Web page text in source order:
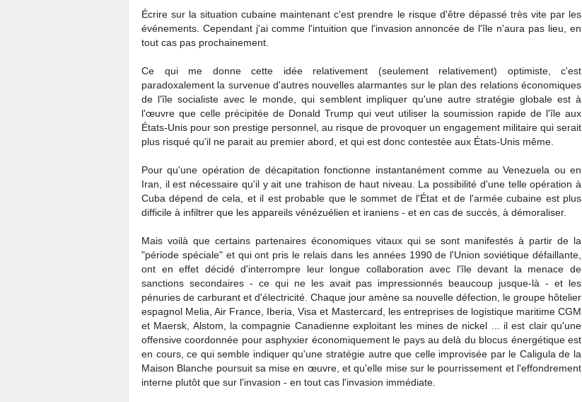
Écrire sur la situation cubaine maintenant c'est prendre le risque d'être dépassé très vite par les
événements. Cependant j'ai comme l'intuition que l'invasion annoncée de l'île n'aura pas lieu, en
tout cas pas prochainement.
Ce qui me donne cette idée relativement (seulement relativement) optimiste, c'est
paradoxalement la survenue d'autres nouvelles alarmantes sur le plan des relations économiques
de l'île socialiste avec le monde, qui semblent impliquer qu'une autre stratégie globale est à
l'œuvre que celle précipitée de Donald Trump qui veut utiliser la soumission rapide de l'île aux
États-Unis pour son prestige personnel, au risque de provoquer un engagement militaire qui serait
plus risqué qu'il ne parait au premier abord, et qui est donc contestée aux États-Unis même.
Pour qu'une opération de décapitation fonctionne instantanément comme au Venezuela ou en
Iran, il est nécessaire qu'il y ait une trahison de haut niveau. La possibilité d'une telle opération à
Cuba dépend de cela, et il est probable que le sommet de l'État et de l'armée cubaine est plus
difficile à infiltrer que les appareils vénézuélien et iraniens - et en cas de succès, à démoraliser.
Mais voilà que certains partenaires économiques vitaux qui se sont manifestés à partir de la
"période spéciale" et qui ont pris le relais dans les années 1990 de l'Union soviétique défaillante,
ont en effet décidé d'interrompre leur longue collaboration avec l'île devant la menace de
sanctions secondaires - ce qui ne les avait pas impressionnés beaucoup jusque-là - et les
pénuries de carburant et d'électricité. Chaque jour amène sa nouvelle défection, le groupe hôtelier
espagnol Melia, Air France, Iberia, Visa et Mastercard, les entreprises de logistique maritime CGM
et Maersk, Alstom, la compagnie Canadienne exploitant les mines de nickel ... il est clair qu'une
offensive coordonnée pour asphyxier économiquement le pays au delà du blocus énergétique est
en cours, ce qui semble indiquer qu'une stratégie autre que celle improvisée par le Caligula de la
Maison Blanche poursuit sa mise en œuvre, et qu'elle mise sur le pourrissement et l'effondrement
interne plutôt que sur l'invasion - en tout cas l'invasion immédiate.